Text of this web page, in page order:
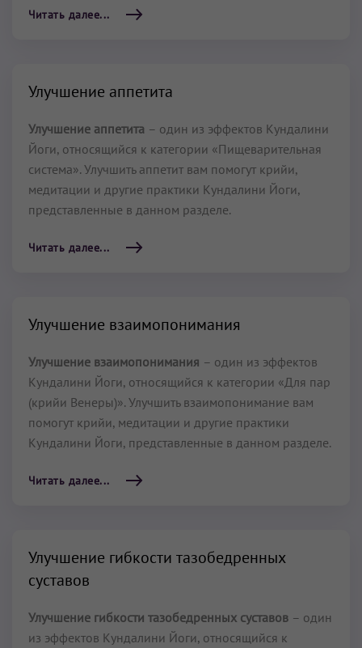
Читать далее...
Улучшение аппетита
Улучшение аппетита – один из эффектов Кундалини
Йоги, относящийся к категории «Пищеварительная
система». Улучшить аппетит вам помогут крийи,
медитации и другие практики Кундалини Йоги,
представленные в данном разделе.
Читать далее...
Улучшение взаимопонимания
Улучшение взаимопонимания – один из эффектов
Кундалини Йоги, относящийся к категории «Для пар
(крийи Венеры)». Улучшить взаимопонимание вам
помогут крийи, медитации и другие практики
Кундалини Йоги, представленные в данном разделе.
Читать далее...
Улучшение гибкости тазобедренных
суставов
Улучшение гибкости тазобедренных суставов – один
из эффектов Кундалини Йоги, относящийся к